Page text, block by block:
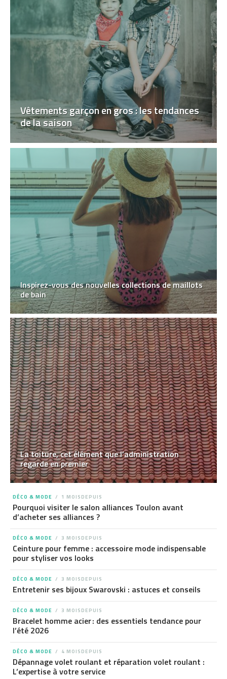
Vêtements garçon en gros : les tendances
de la saison
Inspirez-vous des nouvelles collections de maillots
de bain
La toiture, cet élément que l’administration
regarde en premier
DÉCO & MODE 1 MOISDEPUIS
Pourquoi visiter le salon alliances Toulon avant
d’acheter ses alliances ?
DÉCO & MODE 3 MOISDEPUIS
Ceinture pour femme : accessoire mode indispensable
pour styliser vos looks
DÉCO & MODE 3 MOISDEPUIS
Entretenir ses bijoux Swarovski : astuces et conseils
DÉCO & MODE 3 MOISDEPUIS
Bracelet homme acier : des essentiels tendance pour
l’été 2026
DÉCO & MODE 4 MOISDEPUIS
Dépannage volet roulant et réparation volet roulant :
L’expertise à votre service